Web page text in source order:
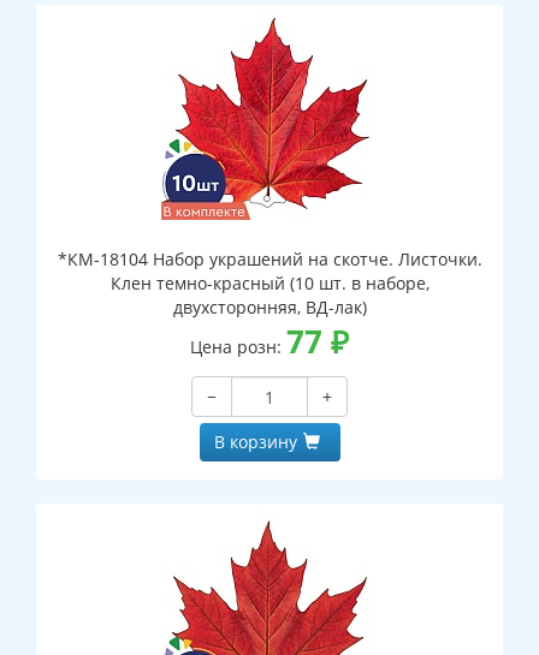
*КМ-18104 Набор украшений на скотче. Листочки.
Клен темно-красный (10 шт. в наборе,
двухсторонняя, ВД-лак)
Цена розн: 77 ₽
−
+
В корзину